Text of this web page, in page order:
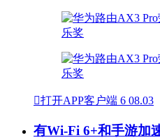
打开APP客户端 6 08.03
有Wi-Fi 6+和手游加